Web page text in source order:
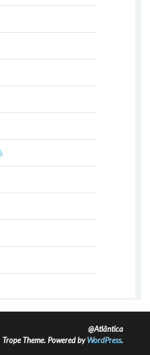
@Atlântica
Trope Theme. Powered byWordPress.